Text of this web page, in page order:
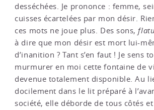
desséchées. Je prononce : femme,
cuisses écartelées par mon désir.
ces mots ne joue plus. Des sons,
à dire que mon désir est mort lui-
d’inanition ? Tant s’en faut ! Je sens
murmurer en moi cette fontaine de
devenue totalement disponible. Au
docilement dans le lit préparé à
société, elle déborde de tous côtés